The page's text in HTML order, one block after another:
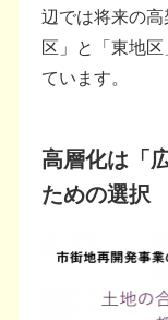
辺では将来の
区」と「東地
ています。
高層化は「
ための選択